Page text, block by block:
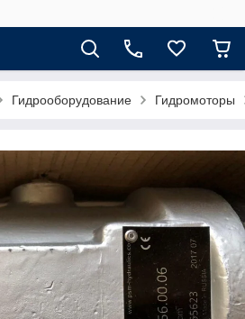
Гидрооборудование Гидромоторы